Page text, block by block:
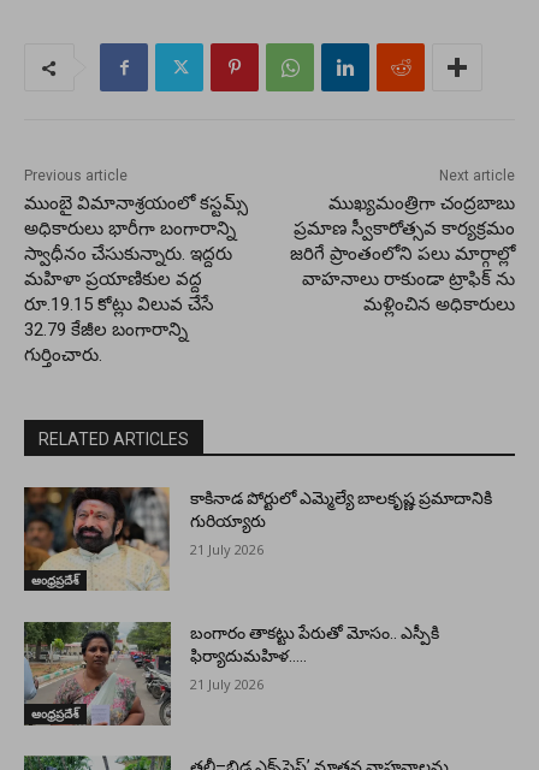
Previous article
ముంబై విమానాశ్రయంలో కస్టమ్స్
అధికారులు భారీగా బంగారాన్ని
స్వాధీనం చేసుకున్నారు. ఇద్దరు
మహిళా ప్రయాణికుల వద్ద
రూ.19.15 కోట్లు విలువ చేసే
32.79 కేజీల బంగారాన్ని
గుర్తించారు.
Next article
ముఖ్యమంత్రిగా చంద్రబాబు
ప్ర‌మాణ స్వీకారోత్స‌వ కార్య‌క్ర‌మం
జ‌రిగే ప్రాంతంలోని ప‌లు మార్గాల్లో
వాహ‌నాలు రాకుండా ట్రాఫిక్ ను
మ‌ళ్లించిన అధికారులు
RELATED ARTICLES
ఆంధ్రప్రదేశ్
కాకినాడ పోర్టులో ఎమ్మెల్యే బాలకృష్ణ ప్రమాదానికి
గురియ్యారు
21 July 2026
ఆంధ్రప్రదేశ్
బంగారం తాకట్టు పేరుతో మోసం.. ఎస్పీకి
ఫిర్యాదుమహిళ…..
21 July 2026